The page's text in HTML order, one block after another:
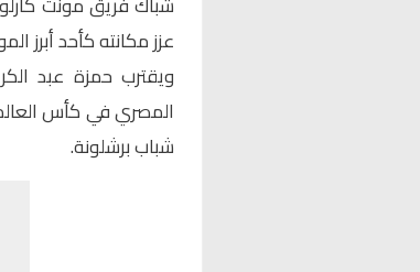
عزز مكانته كأحد أبرز
المصري في كأس
شباب برشلونة.